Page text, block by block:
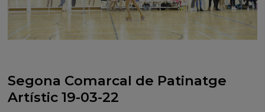
Segona Comarcal de Patinatge
Artístic 19-03-22